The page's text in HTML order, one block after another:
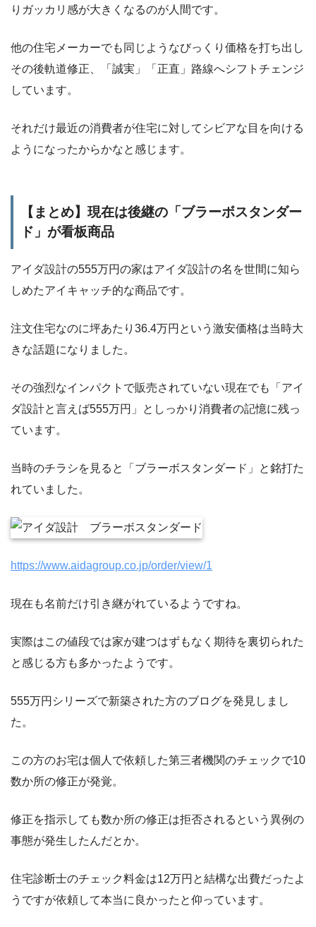
りガッカリ感が大きくなるのが人間です。
他の住宅メーカーでも同じようなびっくり価格を打ち出し
その後軌道修正、「誠実」「正直」路線へシフトチェンジ
しています。
それだけ最近の消費者が住宅に対してシビアな目を向ける
ようになったからかなと感じます。
【まとめ】現在は後継の「ブラーボスタンダー
ド」が看板商品
アイダ設計の555万円の家はアイダ設計の名を世間に知ら
しめたアイキャッチ的な商品です。
注文住宅なのに坪あたり36.4万円という激安価格は当時大
きな話題になりました。
その強烈なインパクトで販売されていない現在でも「アイ
ダ設計と言えば555万円」としっかり消費者の記憶に残っ
ています。
当時のチラシを見ると「ブラーボスタンダード」と銘打た
れていました。
https://www.aidagroup.co.jp/order/view/1
現在も名前だけ引き継がれているようですね。
実際はこの値段では家が建つはずもなく期待を裏切られた
と感じる方も多かったようです。
555万円シリーズで新築された方のブログを発見しまし
た。
この方のお宅は個人で依頼した第三者機関のチェックで10
数か所の修正が発覚。
修正を指示しても数か所の修正は拒否されるという異例の
事態が発生したんだとか。
住宅診断士のチェック料金は12万円と結構な出費だったよ
うですが依頼して本当に良かったと仰っています。